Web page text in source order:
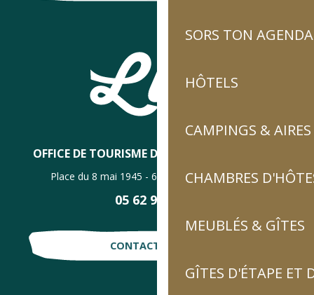
SORS TON AGENDA
HÔTELS
CAMPINGS &
CHAMBRES
MEUBLÉS & GÎTES
GÎTES D'ÉTAPE ET
OFFICE DE TOURISME DE LUZ-SAINT-SAUVEUR
Place du 8 mai 1945 - 65120 Luz-Saint-Sauveur
05 62 92 30 30
CONTACTE-NOUS !